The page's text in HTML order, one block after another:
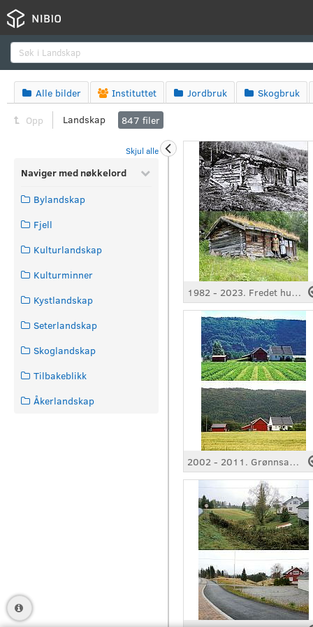
 Alle bilder  Instituttet  Jordbruk  Skogbruk
Opp Landskap 847 filer
Skjul alle
Naviger med nøkkelord
Bylandskap
Fjell
Kulturlandskap
Kulturminner
Kystlandskap
Seterlandskap
Skoglandskap
Tilbakeblikk
Åkerlandskap
1982 - 2023. Fredet husmanssplass, Patihuset Kjelvik
2002 - 2011. Grønnsak til korn, Liknes